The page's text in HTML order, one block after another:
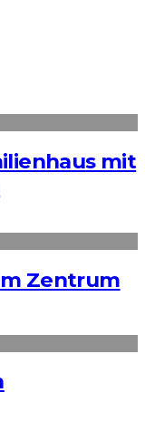
mit
Zentrum